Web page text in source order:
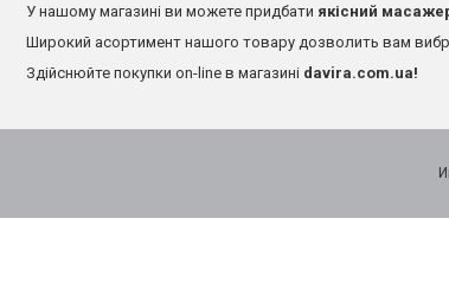
У нашому магазині ви можете придбати якісний
Широкий асортимент нашого товару дозволить вам
Здійснюйте покупки on-line в магазині davira.com.ua!